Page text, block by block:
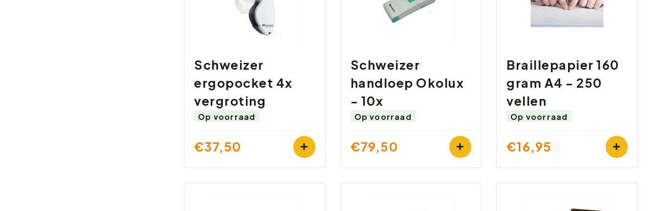
Schweizer
ergopocket 4x
vergroting
Op voorraad
€37,50
Schweizer
handloep Okolux
- 10x
Op voorraad
€79,50
Braillepapier 160
gram A4 - 250
vellen
Op voorraad
€16,95